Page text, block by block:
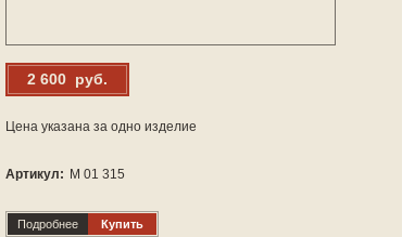
2 600 руб.
Цена указана за одно изделие
Артикул: М 01 315
Подробнее Купить